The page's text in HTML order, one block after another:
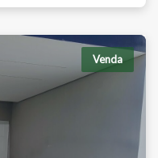
Venda